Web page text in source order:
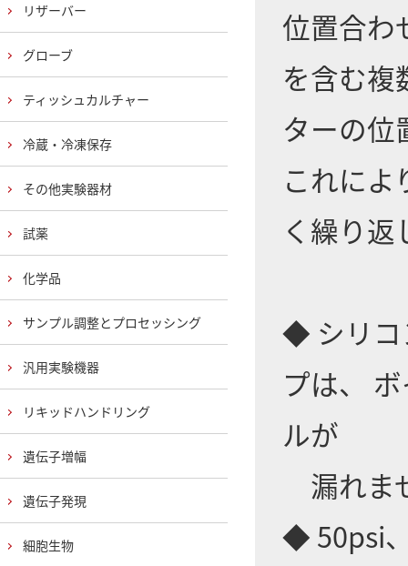
位置合わ
を含む複
ターの位
これに
く繰り
◆ シリコ
プは、
ルが
漏れま
◆ 50psi
リザーバー
グローブ
ティッシュカルチャー
冷蔵・冷凍保存
その他実験器材
試薬
化学品
サンプル調整とプロセッシング
汎用実験機器
リキッドハンドリング
遺伝子増幅
遺伝子発現
細胞生物